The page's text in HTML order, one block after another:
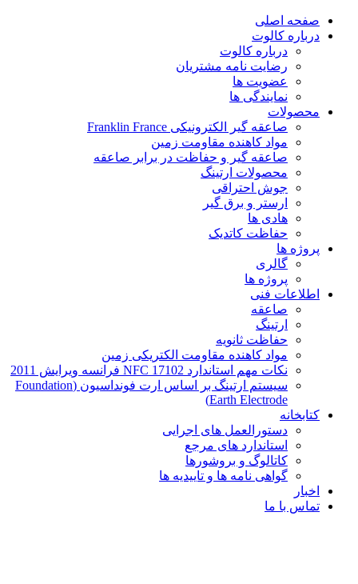
پرش
صفحه اصلی
درباره کالوت
درباره کالوت
رضایت نامه مشتریان
عضویت ها
نمایندگی ها
محصولات
صاعقه گیر الکترونیکی Franklin France
مواد کاهنده مقاومت زمین
صاعقه گیر و حفاظت در برابر صاعقه
محصولات ارتینگ
جوش احتراقی
ارستر و برق گیر
هادی ها
حفاظت کاتدیک
پروژه ها
گالری
پروژه ها
اطلاعات فنی
صاعقه
ارتینگ
حفاظت ثانویه
مواد کاهنده مقاومت الکتریکی زمین
نکات مهم استاندارد NFC 17102 فرانسه ویرایش 2011
سیستم ارتینگ بر اساس ارت فونداسیون (Foundation
Earth Electrode)
کتابخانه
دستورالعمل های اجرایی
استاندارد های مرجع
کاتالوگ و بروشورها
گواهی نامه ها و تاییدیه ها
اخبار
تماس با ما